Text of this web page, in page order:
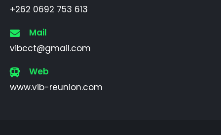
+262 0692 753 613
Mail
vibcct@gmail.com
Web
www.vib-reunion.com